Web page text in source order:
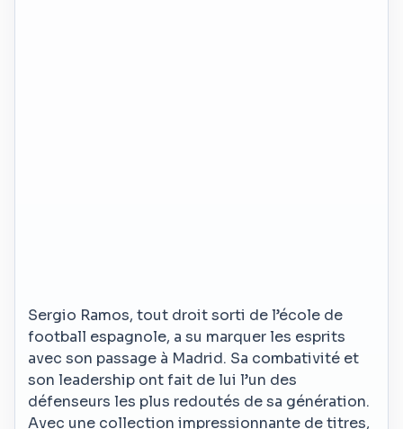
Sergio Ramos, tout droit sorti de l’école de
football espagnole, a su marquer les esprits
avec son passage à Madrid. Sa combativité et
son leadership ont fait de lui l’un des
défenseurs les plus redoutés de sa génération.
Avec une collection impressionnante de titres,